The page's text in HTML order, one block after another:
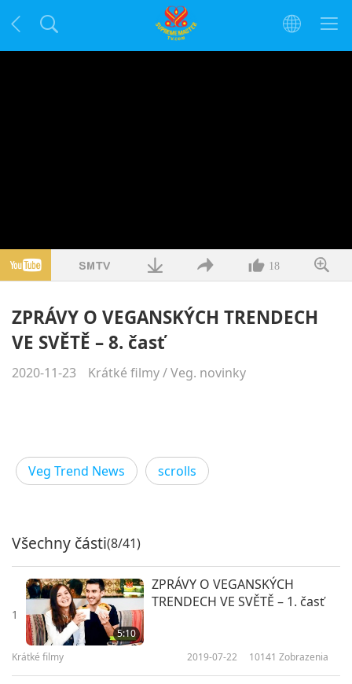
18
ZPRÁVY O VEGANSKÝCH TRENDECH
VE SVĚTĚ – 8. časť
2020-11-23 Krátké filmy/Veg. novinky
Veg Trend News scrolls
Všechny části(8/41)
1
5:10
ZPRÁVY O VEGANSKÝCH
TRENDECH VE SVĚTĚ – 1. časť
Krátké filmy 2019-07-22 10141 Zobrazenia